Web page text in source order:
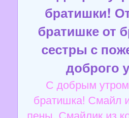
братишки!
братишке от
сестры с
доброго
С добрым
братишка! Смайл
пены. Смайлик из